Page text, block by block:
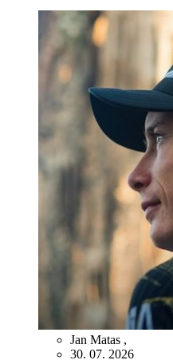
Jan Matas ,
30. 07. 2026